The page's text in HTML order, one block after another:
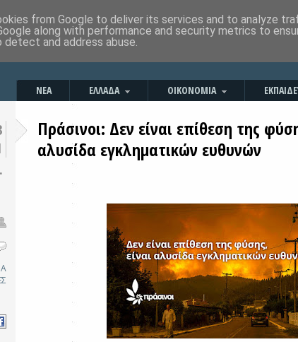
ΝΕΑ ΕΛΛΑΔΑ ΟΙΚΟΝΟΜΙΑ
Πράσινοι: Δεν είναι επίθεση της
αλυσίδα εγκληματικών ευθυνών
from Google to deliver its services and to analyze
along with performance and security metrics to
and address abuse.